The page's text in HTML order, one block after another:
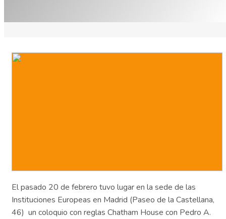
El pasado 20 de febrero tuvo lugar en la sede de las
Instituciones Europeas en Madrid (Paseo de la Castellana,
46) un coloquio con reglas Chatham House con Pedro A.